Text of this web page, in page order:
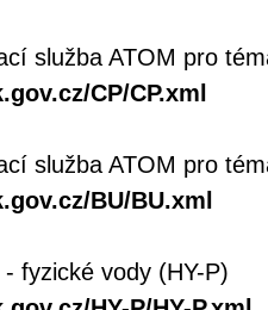
služba ATOM pro
CP/CP.xml
služba ATOM pro
BU/BU.xml
fyzické vody (HY-P)